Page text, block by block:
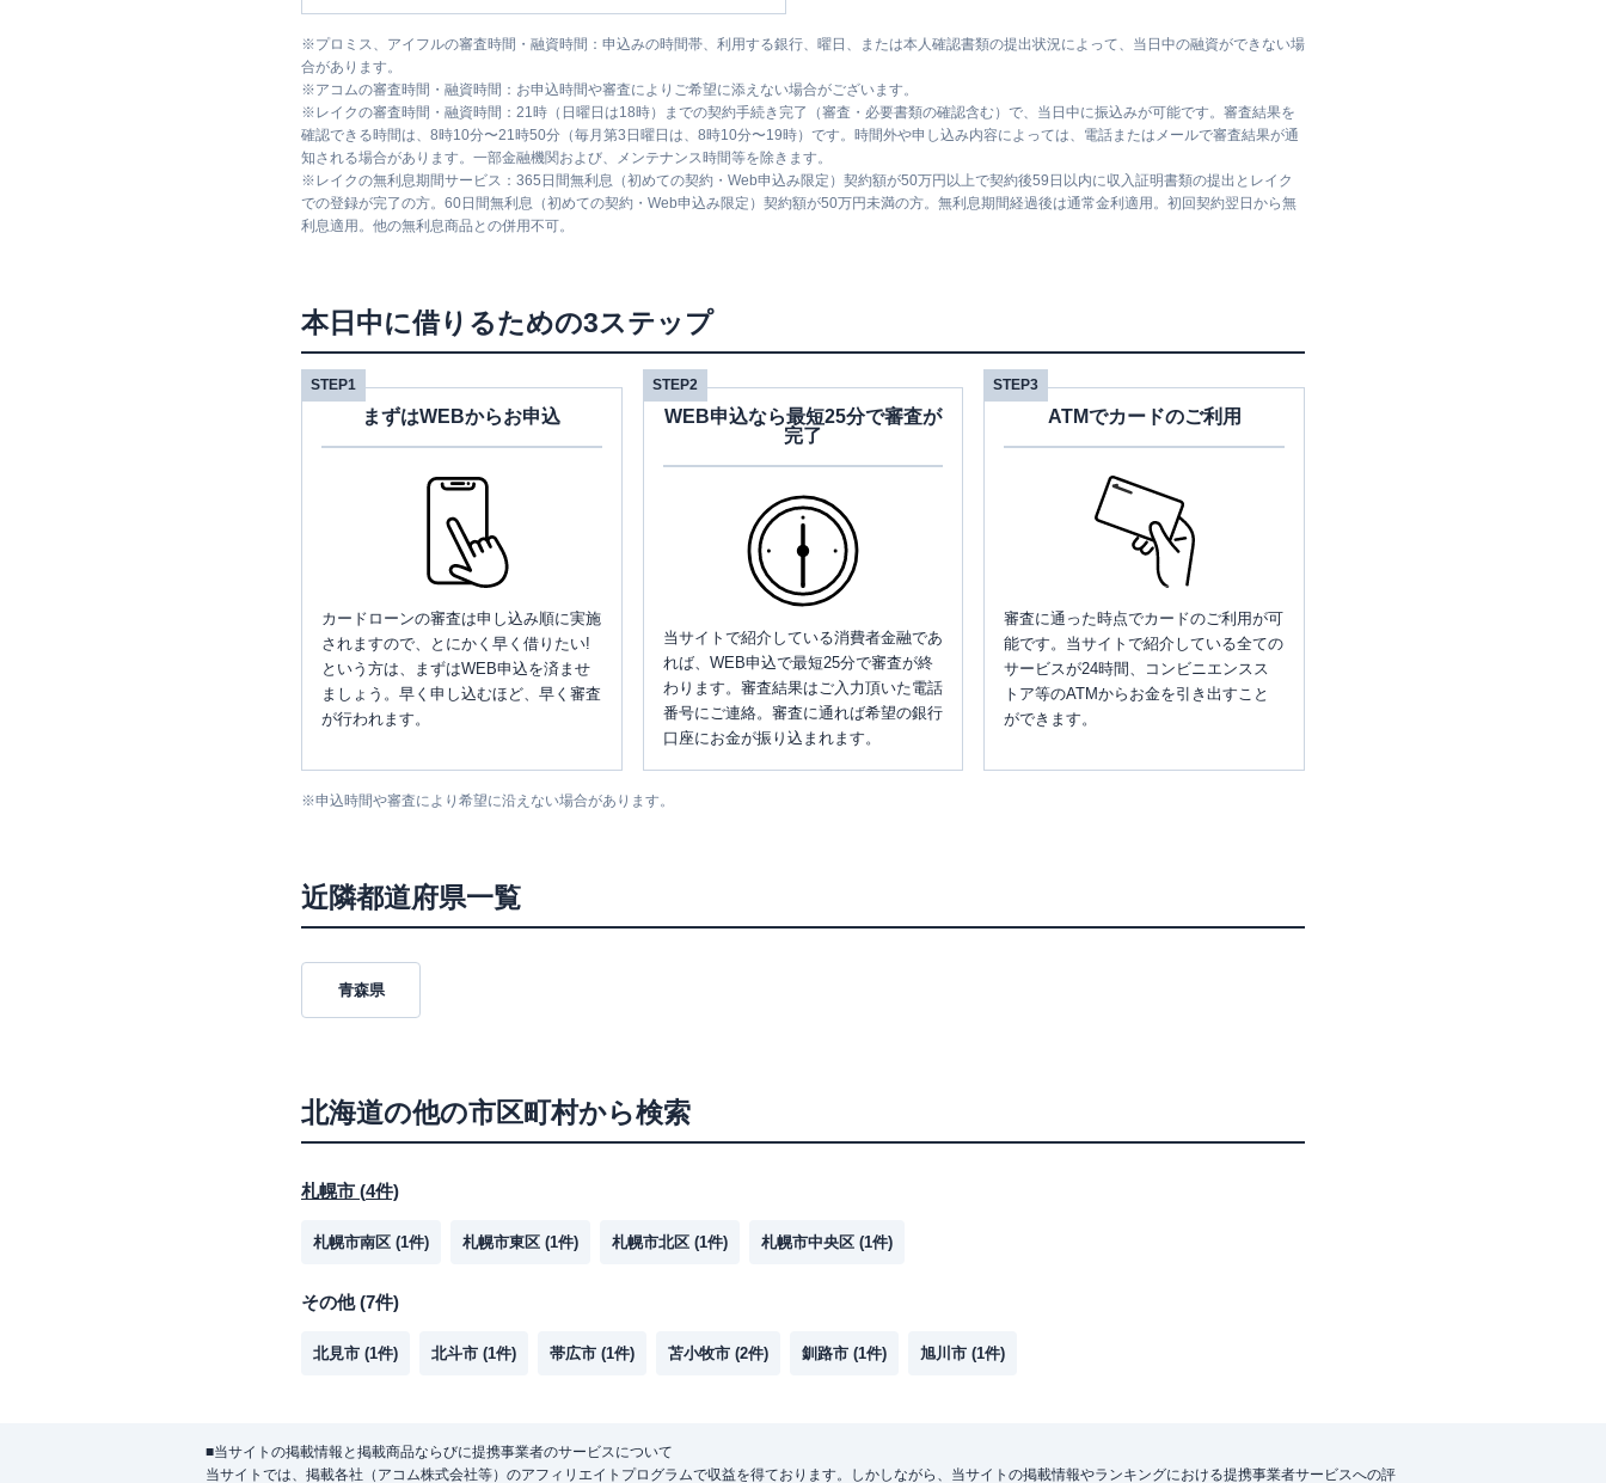
※プロミス、アイフルの審査時間・融資時間：申込みの時間帯、利用する銀行、曜日、または本人確認書類の提出状況によって、当日中の融資ができない場
合があります。
※アコムの審査時間・融資時間：お申込時間や審査によりご希望に添えない場合がございます。
※ レイクの審査時間・融資時間：21時（日曜日は18時）までの契約手続き完了（審査・必要書類の確認含む）で、当日中に振込みが可能です。審査結果を
確認できる時間は、8時10分〜21時50分（毎月第3日曜日は、8時10分〜19時）です。時間外や申し込み内容によっては、電話またはメールで審査結果が通
知される場合があります。一部金融機関および、メンテナンス時間等を除きます。
※ レイクの無利息期間サービス：365日間無利息（初めての契約・Web申込み限定）契約額が50万円以上で契約後59日以内に収入証明書類の提出とレイク
での登録が完了の方。60日間無利息（初めての契約・Web申込み限定）契約額が50万円未満の方。無利息期間経過後は通常金利適用。初回契約翌日から無
利息適用。他の無利息商品との併用不可。
本日中に借りるための3ステップ
STEP1
まずはWEBからお申込
カードローンの審査は申し込み順に実施
されますので、とにかく早く借りたい!
という方は、まずはWEB申込を済ませ
ましょう。早く申し込むほど、早く審査
が行われます。
STEP2
WEB申込なら最短25分で審査が
完了
当サイトで紹介している消費者金融であ
れば、WEB申込で最短25分で審査が終
わります。審査結果はご入力頂いた電話
番号にご連絡。審査に通れば希望の銀行
口座にお金が振り込まれます。
STEP3
ATMでカードのご利用
審査に通った時点でカードのご利用が可
能です。当サイトで紹介している全ての
サービスが24時間、コンビニエンスス
トア等のATMからお金を引き出すこと
ができます。
※申込時間や審査により希望に沿えない場合があります。
近隣都道府県一覧
青森県
北海道の他の市区町村から検索
札幌市 (4件)
札幌市南区 (1件) 札幌市東区 (1件) 札幌市北区 (1件) 札幌市中央区 (1件)
その他(7件)
北見市 (1件) 北斗市 (1件) 帯広市 (1件) 苫小牧市 (2件) 釧路市 (1件) 旭川市 (1件)
■当サイトの掲載情報と掲載商品ならびに提携事業者のサービスについて
当サイトでは、掲載各社（アコム株式会社等）のアフィリエイトプログラムで収益を得ております。しかしながら、当サイトの掲載情報やランキングにおける提携事業者サービスへの評